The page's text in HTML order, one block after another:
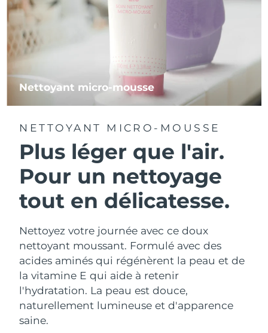
Nettoyant micro-mousse
NETTOYANT MICRO-MOUSSE
Plus léger que l'air.
Pour un nettoyage
tout en délicatesse.
Nettoyez votre journée avec ce doux
nettoyant moussant. Formulé avec des
acides aminés qui régénèrent la peau et de
la vitamine E qui aide à retenir
l'hydratation. La peau est douce,
naturellement lumineuse et d'apparence
saine.